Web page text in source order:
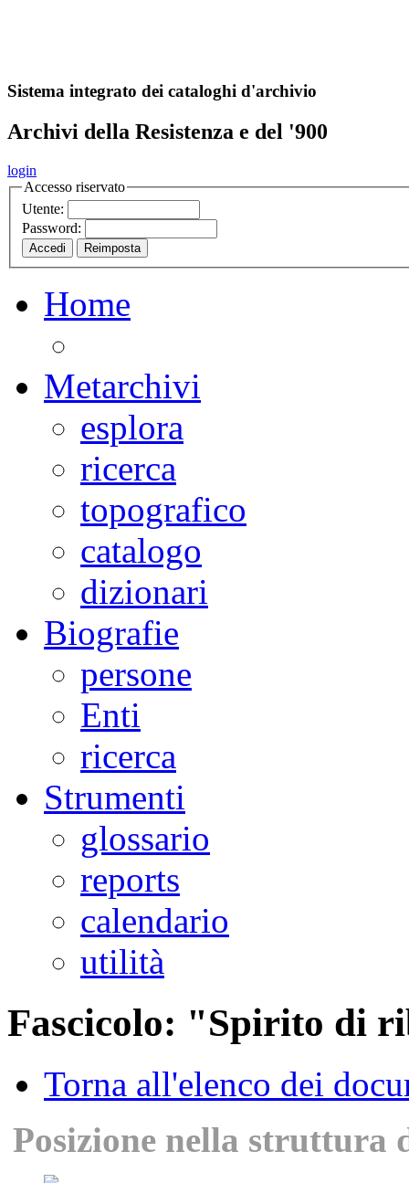
Sistema integrato dei cataloghi d'archivio
Archivi della Resistenza e del '900
login
Accesso riservato
Utente:
Password:
Home
Metarchivi
esplora
ricerca
topografico
catalogo
dizionari
Biografie
persone
Enti
ricerca
Strumenti
glossario
reports
calendario
utilità
Fascicolo: "Spirito di
Torna all'elenco dei
Posizione nella struttura